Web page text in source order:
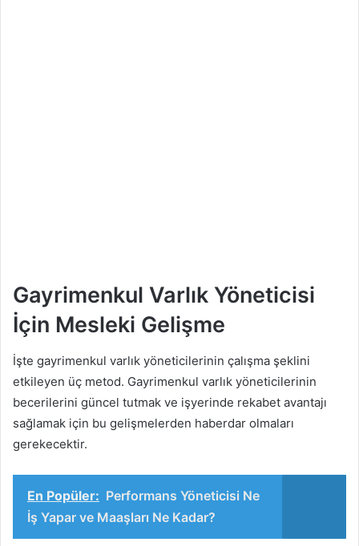
Gayrimenkul Varlık Yöneticisi
İçin Mesleki Gelişme
İşte gayrimenkul varlık yöneticilerinin çalışma şeklini
etkileyen üç metod. Gayrimenkul varlık yöneticilerinin
becerilerini güncel tutmak ve işyerinde rekabet avantajı
sağlamak için bu gelişmelerden haberdar olmaları
gerekecektir.
En Popüler: Performans Yöneticisi Ne
İş Yapar ve Maaşları Ne Kadar?